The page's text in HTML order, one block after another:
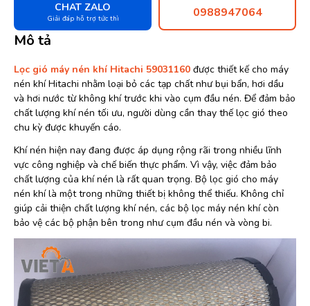
CHAT ZALO
Giải đáp hỗ trợ tức thì 0988947064
Mô tả
Lọc gió máy nén khí Hitachi 59031160 được thiết kế cho máy
nén khí Hitachi nhằm loại bỏ các tạp chất như bụi bẩn, hơi dầu
và hơi nước từ không khí trước khi vào cụm đầu nén. Để đảm bảo
chất lượng khí nén tối ưu, người dùng cần thay thế lọc gió theo
chu kỳ được khuyến cáo.
Khí nén hiện nay đang được áp dụng rộng rãi trong nhiều lĩnh
vực công nghiệp và chế biến thực phẩm. Vì vậy, việc đảm bảo
chất lượng của khí nén là rất quan trọng. Bộ lọc gió cho máy
nén khí là một trong những thiết bị không thể thiếu. Không chỉ
giúp cải thiện chất lượng khí nén, các bộ lọc máy nén khí còn
bảo vệ các bộ phận bên trong như cụm đầu nén và vòng bi.